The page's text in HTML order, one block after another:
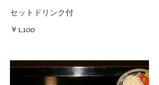
セットドリンク付
￥1,100